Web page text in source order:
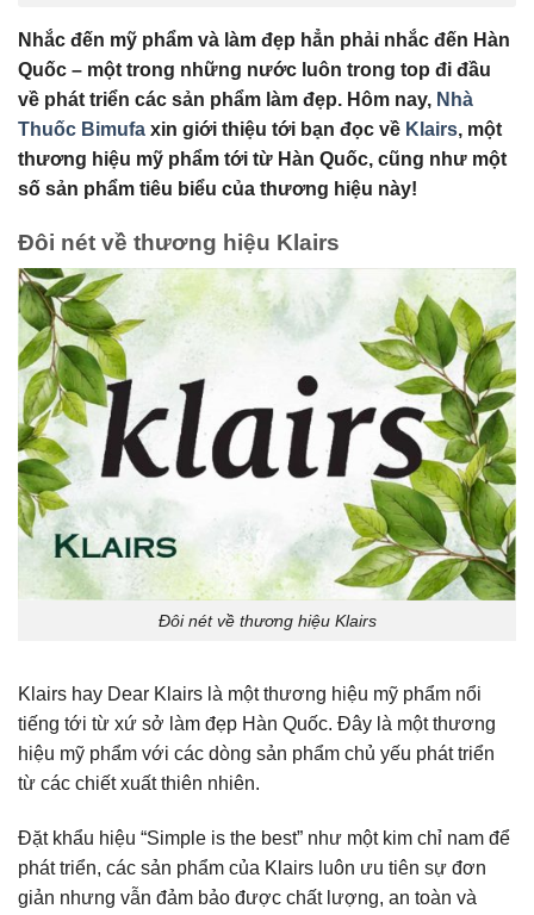
Nhắc đến mỹ phẩm và làm đẹp hẳn phải nhắc đến Hàn
Quốc – một trong những nước luôn trong top đi đầu
về phát triển các sản phẩm làm đẹp. Hôm nay, Nhà
Thuốc Bimufa xin giới thiệu tới bạn đọc về Klairs, một
thương hiệu mỹ phẩm tới từ Hàn Quốc, cũng như một
số sản phẩm tiêu biểu của thương hiệu này!
Đôi nét về thương hiệu Klairs
Đôi nét về thương hiệu Klairs
Klairs hay Dear Klairs là một thương hiệu mỹ phẩm nổi
tiếng tới từ xứ sở làm đẹp Hàn Quốc. Đây là một thương
hiệu mỹ phẩm với các dòng sản phẩm chủ yếu phát triển
từ các chiết xuất thiên nhiên.
Đặt khẩu hiệu “Simple is the best” như một kim chỉ nam để
phát triển, các sản phẩm của Klairs luôn ưu tiên sự đơn
giản nhưng vẫn đảm bảo được chất lượng, an toàn và